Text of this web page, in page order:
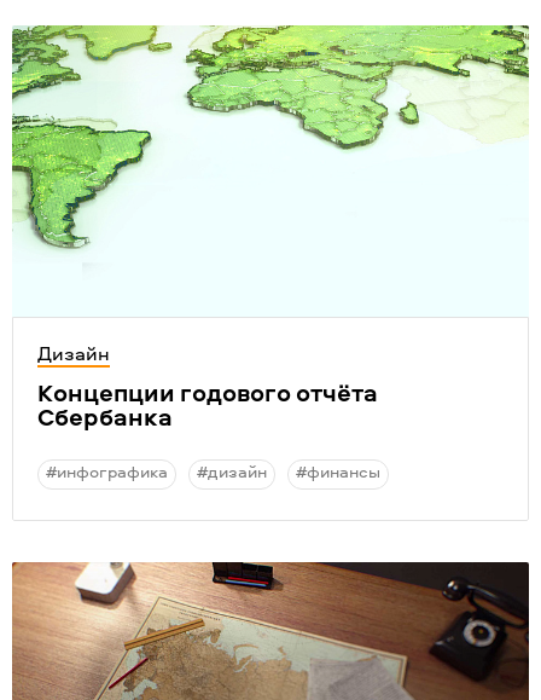
Дизайн
Концепции годового отчёта
Сбербанка
#инфографика #дизайн #финансы